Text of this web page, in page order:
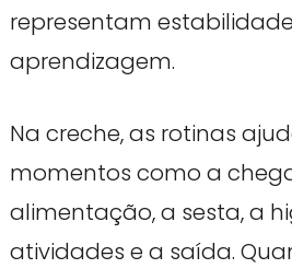
representam
aprendizagem.
Na creche, as rotinas
momentos como a
alimentação, a sesta, a
atividades e a saída.